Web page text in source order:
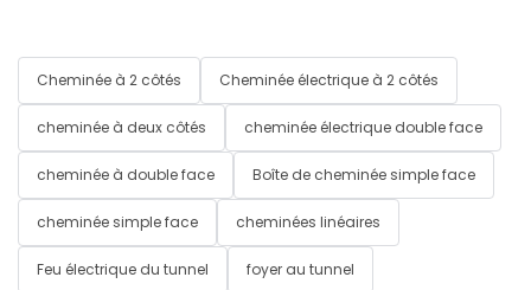
Cheminée à 2 côtés Cheminée électrique à 2 côtés
cheminée à deux côtés cheminée électrique double face
cheminée à double face Boîte de cheminée simple face
cheminée simple face cheminées linéaires
Feu électrique du tunnel foyer au tunnel